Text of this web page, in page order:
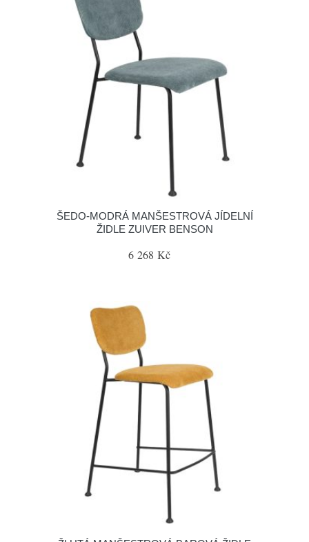
ŠEDO-MODRÁ MANŠESTROVÁ JÍDELNÍ
ŽIDLE ZUIVER BENSON
6 268 Kč